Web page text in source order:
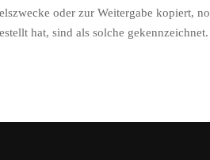
oder zur Weitergabe kopiert,
hat, sind als solche